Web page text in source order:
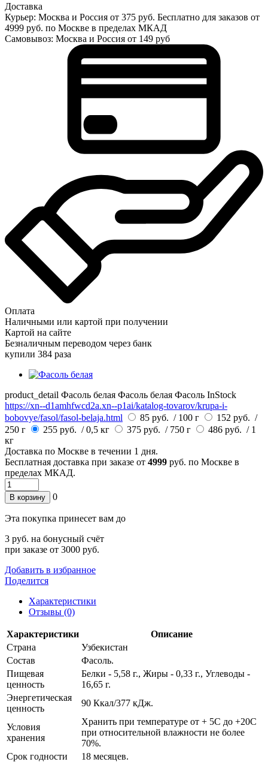
Доставка
Курьер: Москва и Россия от 375 руб. Бесплатно для заказов от
4999 руб. по Москве в пределах МКАД
Самовывоз: Москва и Россия от 149 руб
Оплата
Наличными или картой при получении
Картой на сайте
Безналичным переводом через банк
купили 384 раза
product_detail Фасоль белая Фасоль белая Фасоль InStock
https://xn--d1amhfwcd2a.xn--p1ai/katalog-tovarov/krupa-i-
bobovye/fasol/fasol-belaja.html
85 руб. / 100 г 152 руб. /
250 г
255 руб. / 0,5 кг 375 руб. / 750 г 486 руб. / 1
кг
Доставка по Москве в течении 1 дня.
Бесплатная доставка при заказе от 4999 руб. по Москве в
пределах МКАД.
В корзину 0
Эта покупка принесет вам до
3 руб. на бонусный счёт
при заказе от 3000 руб.
Добавить в избранное
Поделится
Характеристики
Отзывы (0)
Характеристики
Описание
Страна
Узбекистан
Состав
Фасоль.
Пищевая
ценность
Белки - 5,58 г., Жиры - 0,33 г., Углеводы -
16,65 г.
Энергетическая
ценность
90 Ккал/377 кДж.
Условия
хранения
Хранить при температуре от + 5С до +20С
при относительной влажности не более
70%.
Срок годности
18 месяцев.